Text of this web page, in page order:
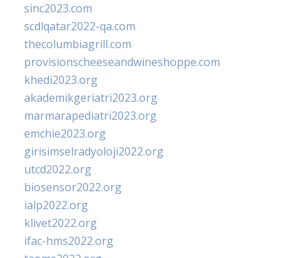
sinc2023.com
scdlqatar2022-qa.com
thecolumbiagrill.com
provisionscheeseandwineshoppe.com
khedi2023.org
akademikgeriatri2023.org
marmarapediatri2023.org
emchie2023.org
girisimselradyoloji2022.org
utcd2022.org
biosensor2022.org
ialp2022.org
klivet2022.org
ifac-hms2022.org